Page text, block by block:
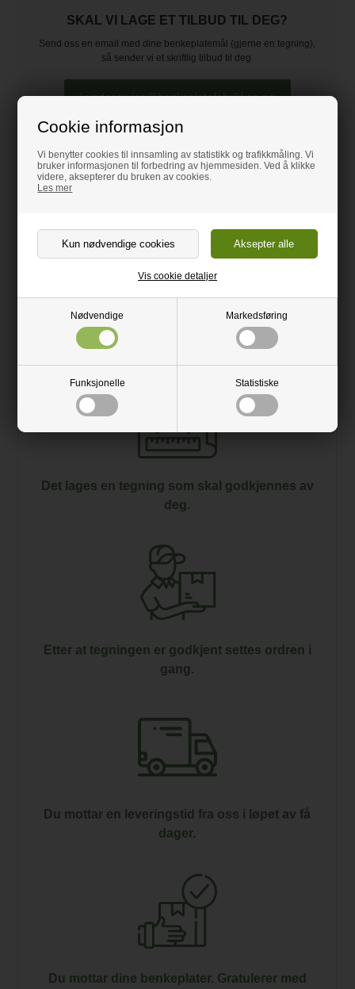
Cookie informasjon
Vi benytter cookies til innsamling av statistikk og trafikkmåling. Vi
bruker informasjonen til forbedring av hjemmesiden. Ved å klikke
videre, aksepterer du bruken av cookies.
Les mer
Nødvendige Markedsføring
Funksjonelle Statistiske
Vis cookie detaljer
SKAL VI LAGE ET TILBUD TIL DEG?
Send oss en email med dine benkeplatemål (gjerne en tegning),
så sender vi et skriftlig tilbud til deg.
kundeservice@benkeplatefabrikken.no
Du hører fra oss i løpet av 24 timer på hverdager!
Vi mottar en ordre fra deg.
Det lages en tegning som skal godkjennes av
deg.
Etter at tegningen er godkjent settes ordren i
gang.
Du mottar en leveringstid fra oss i løpet av få
dager.
Du mottar dine benkeplater. Gratulerer med